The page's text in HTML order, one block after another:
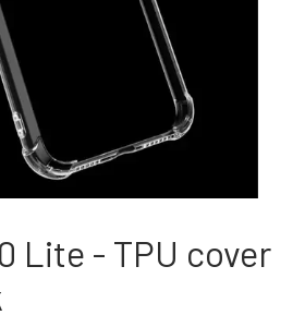
Lite - TPU cover